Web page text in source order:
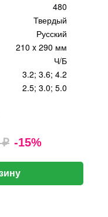
480
Твердый
Русский
210 x 290 мм
Ч/Б
3.2; 3.6; 4.2
2.5; 3.0; 5.0
₽ -15%